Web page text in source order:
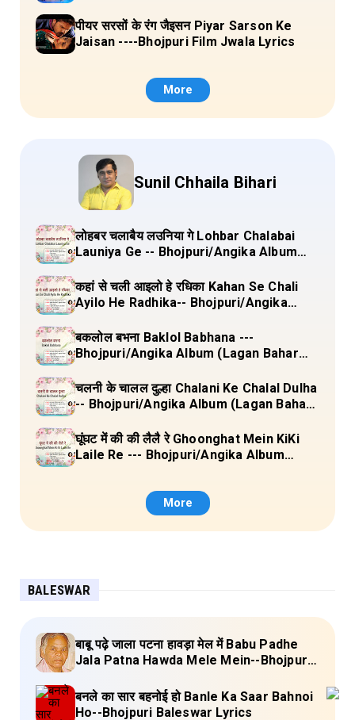
पीयर सरसों के रंग जैइसन Piyar Sarson Ke
Jaisan ----Bhojpuri Film Jwala Lyrics
More
Sunil Chhaila Bihari
लोहबर चलाबैय लउनिया गे Lohbar Chalabai
Launiya Ge -- Bhojpuri/Angika Album
Lyrics
कहां से चली आइलो हे रधिका Kahan Se Chali
Ayilo He Radhika-- Bhojpuri/Angika
3) Full Lyrics
बकलोल बभना Baklol Babhana ---
Bhojpuri/Angika Album (Lagan Bahar
चलनी के चालल दुल्हा Chalani Ke Chalal Dulha
-- Bhojpuri/Angika Album (Lagan Bahar
घूंघट में की की लैलै रे Ghoonghat Mein KiKi
Laile Re --- Bhojpuri/Angika Album
More
BALESWAR
बाबू पढ़े जाला पटना हावड़ा मेल में Babu Padhe
Jala Patna Hawda Mele Mein--Bhojpuri
बनले का सार बहनोई हो Banle Ka Saar Bahnoi
Ho--Bhojpuri Baleswar Lyrics